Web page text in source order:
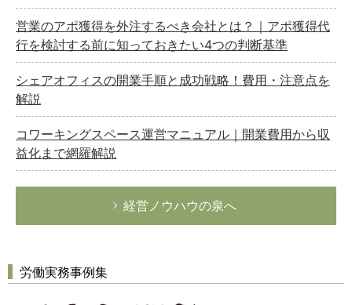
営業のアポ獲得を外注するべき会社とは？｜アポ獲得代
行を検討する前に知っておきたい4つの判断基準
シェアオフィスの開業手順と成功戦略！費用・注意点を
解説
コワーキングスペース運営マニュアル｜開業費用から収
益化まで網羅解説
経営ノウハウの泉へ
労働実務事例集